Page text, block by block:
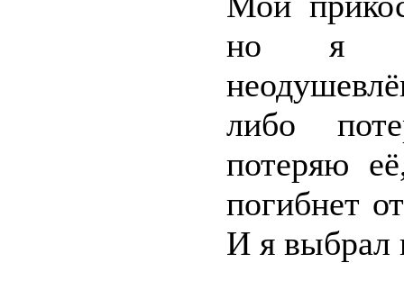
но я
либо
потеряю
погибнет
И я выбрал